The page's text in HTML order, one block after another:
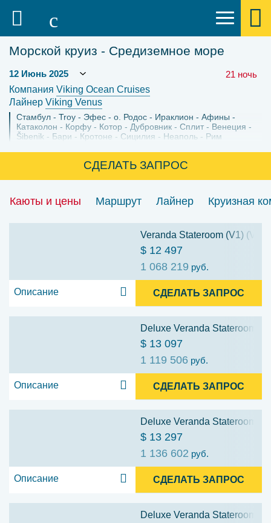
Морской круиз - Средиземное море
21 ночь
Компания Viking Ocean Cruises
Лайнер Viking Venus
Стамбул Troy Эфес о. Родос Ираклион
Афины
Катаколон
Корфу Котор Дубровник Сплит
Венеция
Šibenik
Бари Кротоне Сицилия Неаполь Рим
СДЕЛАТЬ ЗАПРОС
Каюты и цены Маршрут Лайнер Круизная
Veranda Stateroom (V1) (V1)
$ 12 497
1 068 219 руб.
Описание СДЕЛАТЬ ЗАПРОС
Deluxe Veranda Stateroom
$ 13 097
1 119 506 руб.
Описание СДЕЛАТЬ ЗАПРОС
Deluxe Veranda Stateroom
$ 13 297
1 136 602 руб.
Описание СДЕЛАТЬ ЗАПРОС
Deluxe Veranda Stateroom